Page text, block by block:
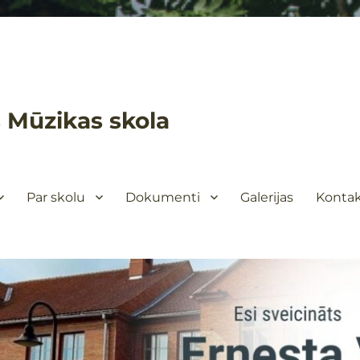
skola
Par skolu Dokumenti Galerijas